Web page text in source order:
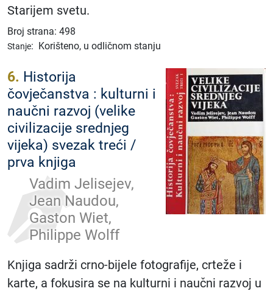
Starijem svetu.
Broj strana: 498
Stanje: Korišteno, u odličnom stanju
6. Historija
čovječanstva : kulturni i
naučni razvoj (velike
civilizacije srednjeg
vijeka) svezak treći /
prva knjiga
Vadim Jelisejev,
Jean Naudou,
Gaston Wiet,
Philippe Wolff
Knjiga sadrži crno-bijele fotografije, crteže i
karte, a fokusira se na kulturni i naučni razvoj u